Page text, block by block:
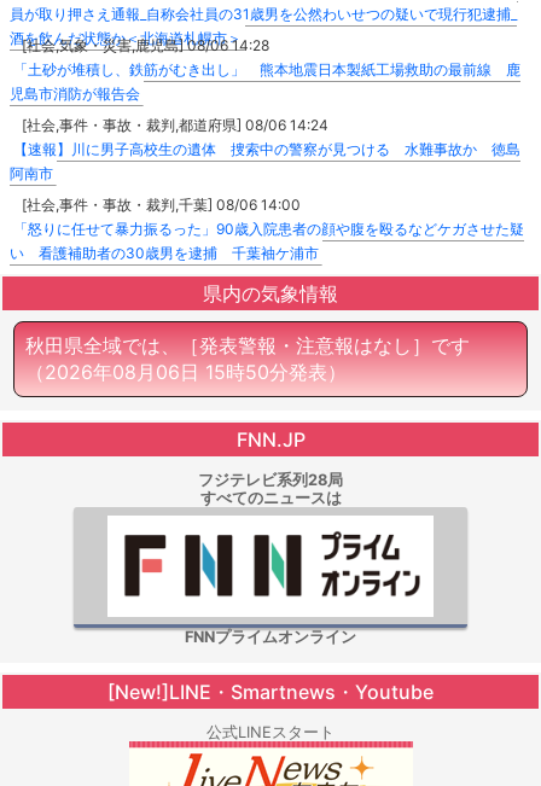
員が取り押さえ通報_自称会社員の31歳男を公然わいせつの疑いで現行犯逮捕_
酒を飲んだ状態か＜北海道札幌市＞
[社会,気象・災害,鹿児島] 08/06 14:28
「土砂が堆積し、鉄筋がむき出し」 熊本地震日本製紙工場救助の最前線 鹿
児島市消防が報告会
[社会,事件・事故・裁判,都道府県] 08/06 14:24
【速報】川に男子高校生の遺体 捜索中の警察が見つける 水難事故か 徳島
阿南市
[社会,事件・事故・裁判,千葉] 08/06 14:00
「怒りに任せて暴力振るった」90歳入院患者の顔や腹を殴るなどケガさせた疑
い 看護補助者の30歳男を逮捕 千葉袖ケ浦市
県内の気象情報
秋田県全域では、［発表警報・注意報はなし］です
（2026年08月06日 15時50分発表）
FNN.JP
フジテレビ系列28局
すべてのニュースは
FNNプライムオンライン
[New!]LINE・Smartnews・Youtube
公式LINEスタート